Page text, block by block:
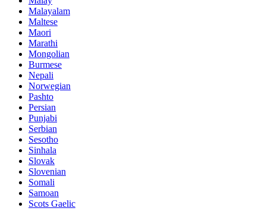
Malayalam
Maltese
Maori
Marathi
Mongolian
Burmese
Nepali
Norwegian
Pashto
Persian
Punjabi
Serbian
Sesotho
Sinhala
Slovak
Slovenian
Somali
Samoan
Scots Gaelic